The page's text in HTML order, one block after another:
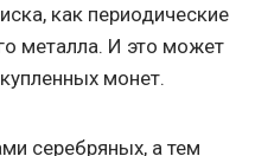
как периодические
металла. И это может
монет.
серебряных, а тем